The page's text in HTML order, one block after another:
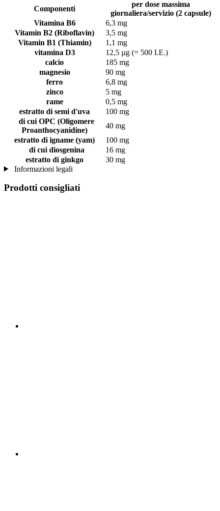
Componenti
per dose massima
giornaliera/servizio (2 capsule)
Vitamina B6
6,3 mg
Vitamin B2 (Riboflavin)
3,5 mg
Vitamin B1 (Thiamin)
1,1 mg
vitamina D3
12,5 µg (= 500 I.E.)
calcio
185 mg
magnesio
90 mg
ferro
6,8 mg
zinco
5 mg
rame
0,5 mg
estratto di semi d'uva
100 mg
di cui OPC (Oligomere
Proanthocyanidine)
40 mg
estratto di igname (yam)
100 mg
di cui diosgenina
16 mg
estratto di ginkgo
30 mg
Informazioni legali
Prodotti consigliati